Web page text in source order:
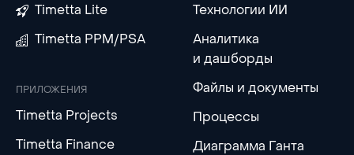
Timetta Lite
Timetta PPM/PSA
ПРИЛОЖЕНИЯ
Timetta Projects
Timetta Finance
Технологии ИИ
Аналитика
и дашборды
Файлы и документы
Процессы
Диаграмма Ганта